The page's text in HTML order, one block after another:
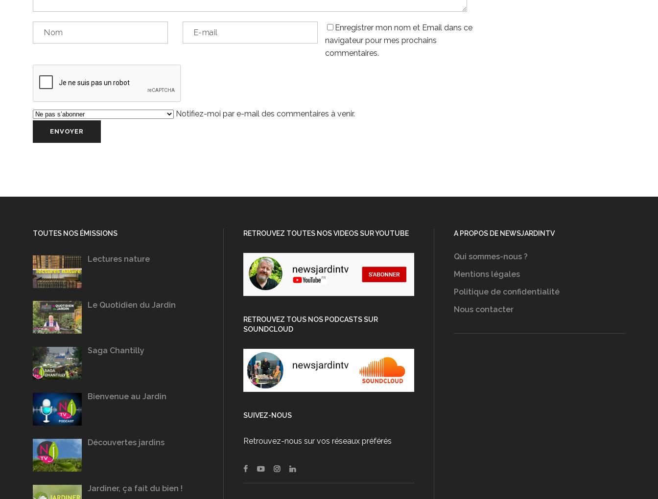
Enregistrer mon nom et Email dans ce
navigateur pour mes prochains
commentaires.
Notifiez-moi par e-mail des commentaires à venir.
TOUTES NOS ÉMISSIONS
Lectures nature
Le Quotidien du Jardin
Saga Chantilly
Bienvenue au Jardin
Découvertes jardins
Jardiner, ça fait du bien !
RETROUVEZ TOUTES NOS VIDEOS SUR YOUTUBE
RETROUVEZ TOUS NOS PODCASTS SUR
SOUNDCLOUD
SUIVEZ-NOUS
Retrouvez-nous sur vos réseaux préférés
A PROPOS DE NEWSJARDINTV
Qui sommes-nous ?
Mentions légales
Politique de confidentialité
Nous contacter